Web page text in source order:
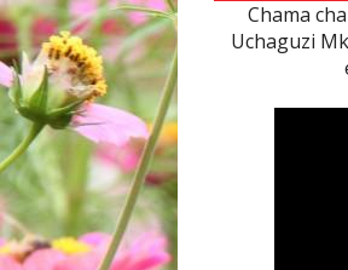
Chama
Uchaguzi